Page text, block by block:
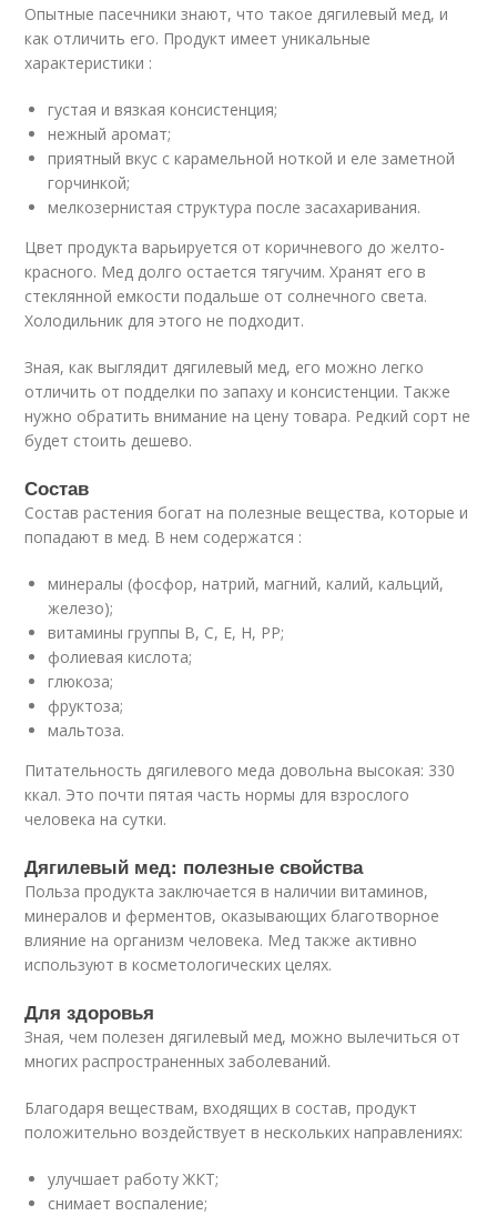
Опытные пасечники знают, что такое дягилевый мед, и
как отличить его. Продукт имеет уникальные
характеристики :
густая и вязкая консистенция;
нежный аромат;
приятный вкус с карамельной ноткой и еле заметной
горчинкой;
мелкозернистая структура после засахаривания.
Цвет продукта варьируется от коричневого до желто-
красного. Мед долго остается тягучим. Хранят его в
стеклянной емкости подальше от солнечного света.
Холодильник для этого не подходит.
Зная, как выглядит дягилевый мед, его можно легко
отличить от подделки по запаху и консистенции. Также
нужно обратить внимание на цену товара. Редкий сорт не
будет стоить дешево.
Состав
Состав растения богат на полезные вещества, которые и
попадают в мед. В нем содержатся :
минералы (фосфор, натрий, магний, калий, кальций,
железо);
витамины группы В, С, Е, Н, РР;
фолиевая кислота;
глюкоза;
фруктоза;
мальтоза.
Питательность дягилевого меда довольна высокая: 330
ккал. Это почти пятая часть нормы для взрослого
человека на сутки.
Дягилевый мед: полезные свойства
Польза продукта заключается в наличии витаминов,
минералов и ферментов, оказывающих благотворное
влияние на организм человека. Мед также активно
используют в косметологических целях.
Для здоровья
Зная, чем полезен дягилевый мед, можно вылечиться от
многих распространенных заболеваний.
Благодаря веществам, входящих в состав, продукт
положительно воздействует в нескольких направлениях:
улучшает работу ЖКТ;
снимает воспаление;